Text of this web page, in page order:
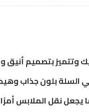
وتتميز بتصميم
السلة بلون جذاب
يجعل نقل الملابس